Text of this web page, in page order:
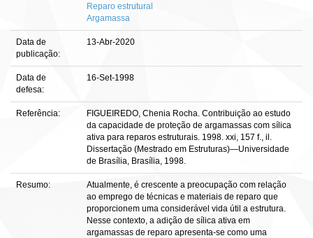
Reparo estrutural
Argamassa
Data de
publicação:
13-Abr-2020
Data de
defesa:
16-Set-1998
Referência:
FIGUEIREDO, Chenia Rocha. Contribuição ao estudo
da capacidade de proteção de argamassas com sílica
ativa para reparos estruturais. 1998. xxi, 157 f., il.
Dissertação (Mestrado em Estruturas)—Universidade
de Brasília, Brasília, 1998.
Resumo:
Atualmente, é crescente a preocupação com relação
ao emprego de técnicas e materiais de reparo que
proporcionem uma considerável vida útil a estrutura.
Nesse contexto, a adição de sílica ativa em
argamassas de reparo apresenta-se como uma